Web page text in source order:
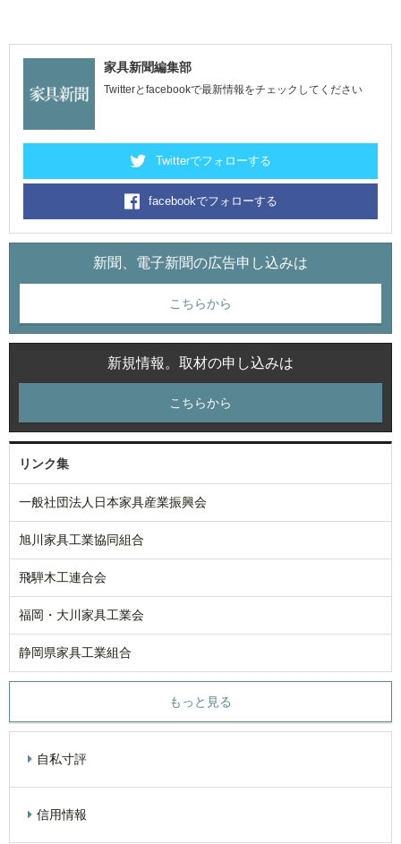
家具新聞編集部
Twitterとfacebookで最新情報をチェックしてください
Twitterでフォローする
facebookでフォローする
新聞、電子新聞の広告申し込みは
こちらから
新規情報。取材の申し込みは
こちらから
リンク集
一般社団法人日本家具産業振興会
旭川家具工業協同組合
飛騨木工連合会
福岡・大川家具工業会
静岡県家具工業組合
もっと見る
自私寸評
信用情報